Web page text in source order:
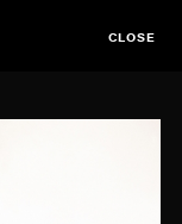
CLOSE